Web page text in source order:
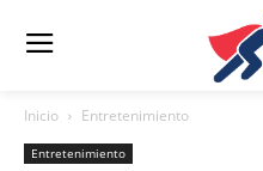
Inicio Entretenimiento
Entretenimiento